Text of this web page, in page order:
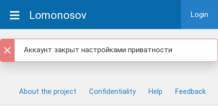
Lomonosov Login
Аккаунт закрыт настройками приватности
About the project Confidentiality Help Feedback